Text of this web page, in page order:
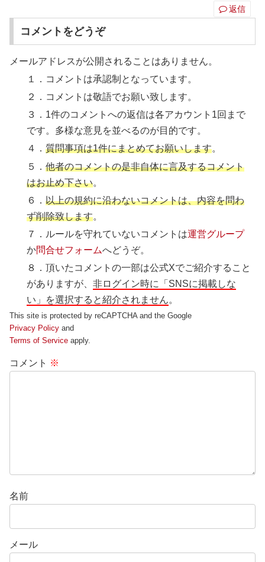
返信
コメントをどうぞ
メールアドレスが公開されることはありません。
１．コメントは承認制となっています。
２．コメントは敬語でお願い致します。
３．1件のコメントへの返信は各アカウント1回まで
です。多様な意見を並べるのが目的です。
４．質問事項は1件にまとめてお願いします。
５．他者のコメントの是非自体に言及するコメント
はお止め下さい。
６．以上の規約に沿わないコメントは、内容を問わ
ず削除致します。
７．ルールを守れていないコメントは運営グループ
か問合せフォームへどうぞ。
８．頂いたコメントの一部は公式Xでご紹介すること
がありますが、非ログイン時に「SNSに掲載しな
い」を選択すると紹介されません。
This site is protected by reCAPTCHA and the Google
Privacy Policy and
Terms of Service apply.
コメント ※
名前
メール